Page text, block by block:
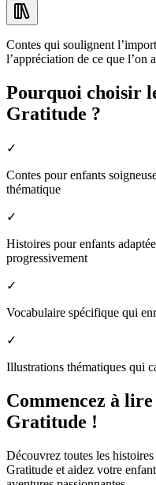
Contes qui soulignent
l’appréciation de ce que l’on
Pourquoi choisir
Gratitude ?
✓
Contes pour enfants
thématique
✓
Histoires pour enfants
progressivement
✓
Vocabulaire spécifique qui
✓
Illustrations thématiques qui
Commencez à
Gratitude !
Découvrez toutes les
Gratitude et aidez votre